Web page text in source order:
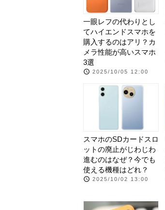
一眼レフの代わりとし
てハイエンドスマホを
購入するのはアリ？カ
メラ性能が高いスマホ
3選
2025/10/05 12:00
スマホのSDカードスロ
ットの廃止がじわじわ
進むのはなぜ？今でも
使える機種はどれ？
2025/10/02 13:00